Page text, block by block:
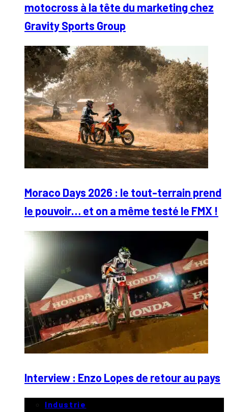
motocross à la tête du marketing chez
Gravity Sports Group
Moraco Days 2026 : le tout-terrain prend
le pouvoir… et on a même testé le FMX !
Interview : Enzo Lopes de retour au pays
Industrie